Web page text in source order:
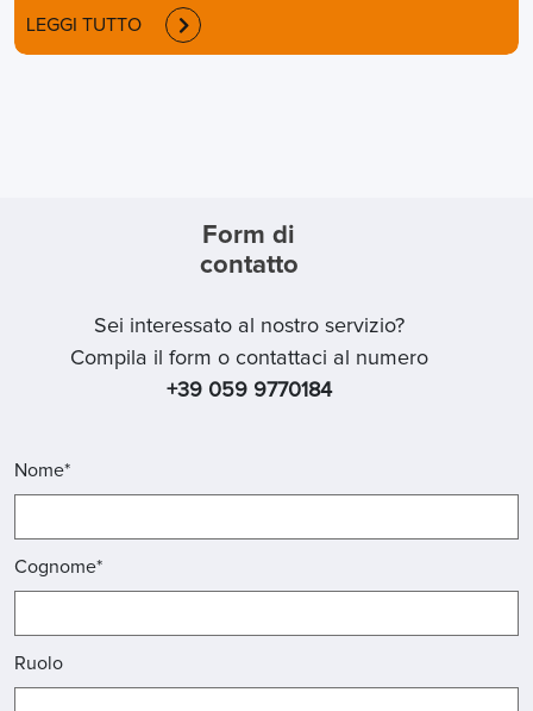
LEGGI TUTTO
Form di
contatto
Sei interessato al nostro servizio?
Compila il form o contattaci al numero
+39 059 9770184
Nome*
Cognome*
Ruolo